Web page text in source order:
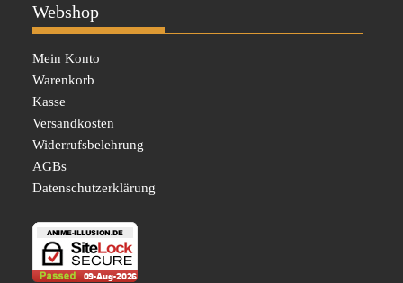
Webshop
Mein Konto
Warenkorb
Kasse
Versandkosten
Widerrufsbelehrung
AGBs
Datenschutzerklärung